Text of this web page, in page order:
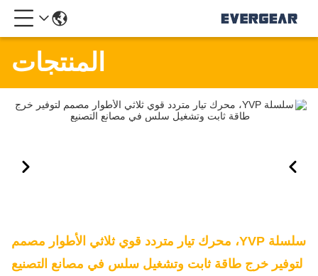
المنتجات
سلسلة YVP، محرك تيار متردد قوي ثلاثي الأطوار مصمم
لتوفير خرج طاقة ثابت وتشغيل سلس في مصانع التصنيع